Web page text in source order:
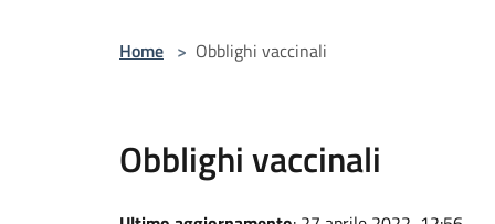
Home > Obblighi vaccinali
Obblighi vaccinali